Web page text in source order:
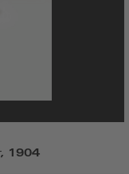
1904